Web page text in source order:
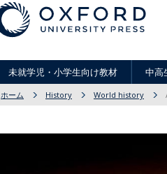
未就学児・小学生向け教材 中高
ホーム History World history